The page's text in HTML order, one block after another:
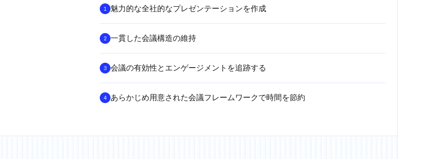
1 魅力的な全社的なプレゼンテーションを作成
2 一貫した会議構造の維持
3 会議の有効性とエンゲージメントを追跡する
4 あらかじめ用意された会議フレームワークで時間を節約